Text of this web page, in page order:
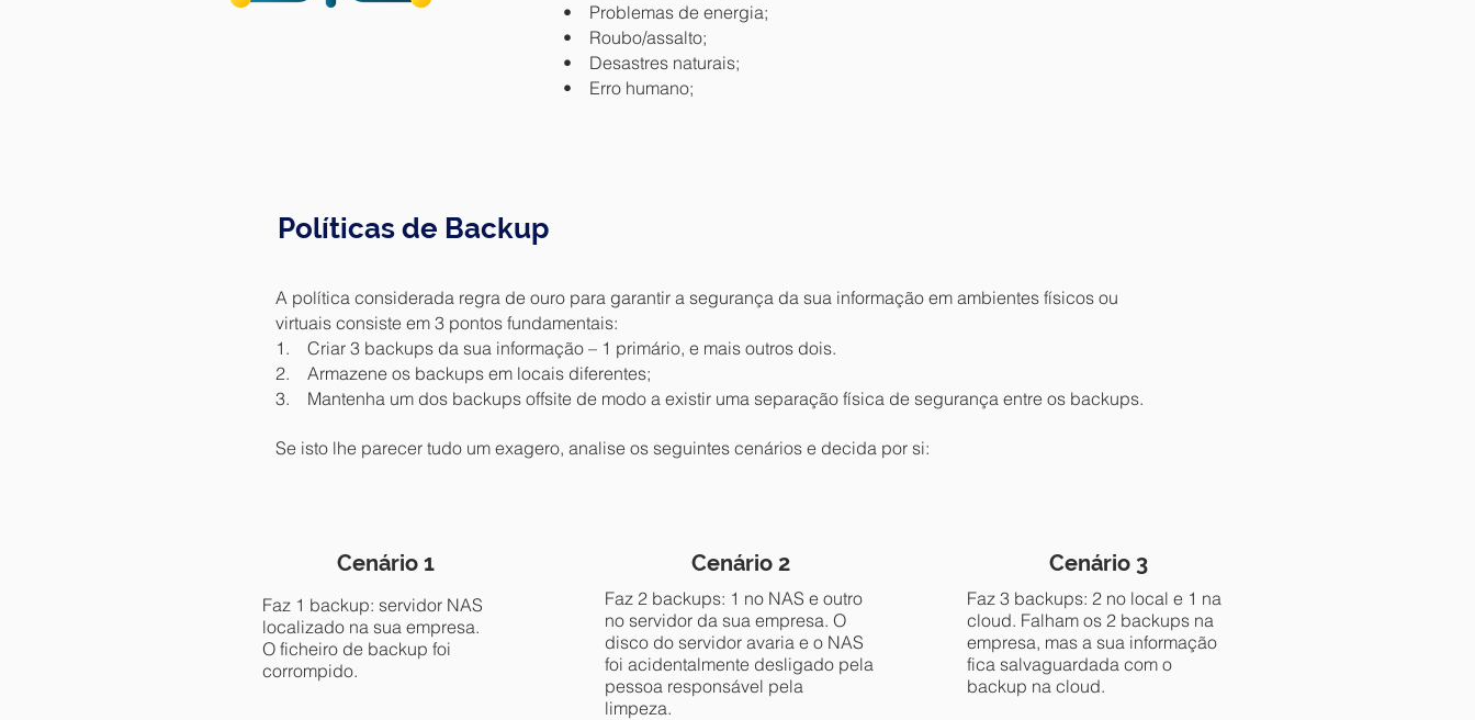
• Problemas de energia;
• Roubo/assalto;
• Desastres naturais;
• Erro humano;
Políticas de Backup
A política considerada regra de ouro para garantir a segurança da sua informação em ambientes físicos ou
virtuais consiste em 3 pontos fundamentais:
1. Criar 3 backups da sua informação – 1 primário, e mais outros dois.
2. Armazene os backups em locais diferentes;
3. Mantenha um dos backups offsite de modo a existir uma separação física de segurança entre os backups.
Se isto lhe parecer tudo um exagero, analise os seguintes cenários e decida por si:
Faz 1 backup: servidor NAS
localizado na sua empresa.
O ficheiro de backup foi
corrompido.
Cenário 1
Faz 2 backups: 1 no NAS e outro
no servidor da sua empresa. O
disco do servidor avaria e o NAS
foi acidentalmente desligado pela
pessoa responsável pela
limpeza.
Cenário 2
Faz 3 backups: 2 no local e 1 na
cloud. Falham os 2 backups na
empresa, mas a sua informação
fica salvaguardada com o
backup na cloud.
Cenário 3